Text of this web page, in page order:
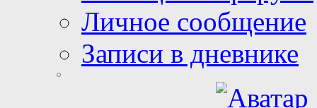
Личное сообщение
Записи в дневнике